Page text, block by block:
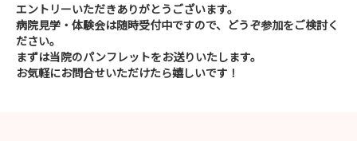
エントリーいただきありがとうございます。
病院見学・体験会は随時受付中ですので、どうぞ参加をご検討く
ださい。
まずは当院のパンフレットをお送りいたします。
お気軽にお問合せいただけたら嬉しいです！